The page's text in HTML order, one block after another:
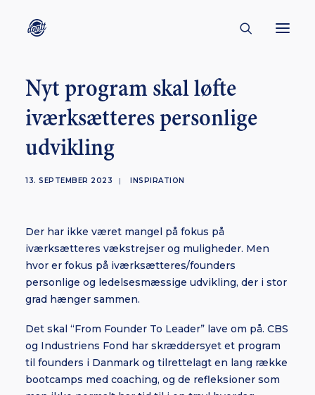
CONTACT
ABOUT
ENGLISH
BORNHOLM
SUBSCRIBE
Nyt program skal løfte
iværksætteres personlige
udvikling
13. SEPTEMBER 2023 | INSPIRATION
Der har ikke været mangel på fokus på
iværksætteres vækstrejser og muligheder. Men
hvor er fokus på iværksætteres/founders
personlige og ledelsesmæssige udvikling, der i stor
grad hænger sammen.
Det skal “From Founder To Leader” lave om på. CBS
og Industriens Fond har skræddersyet et program
til founders i Danmark og tilrettelagt en lang række
bootcamps med coaching, og de refleksioner som